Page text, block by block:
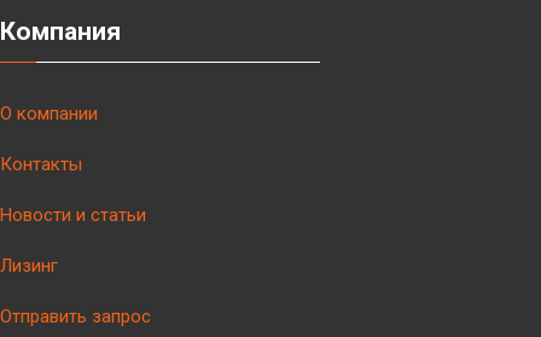
Компания
О компании
Контакты
Новости и статьи
Лизинг
Отправить запрос